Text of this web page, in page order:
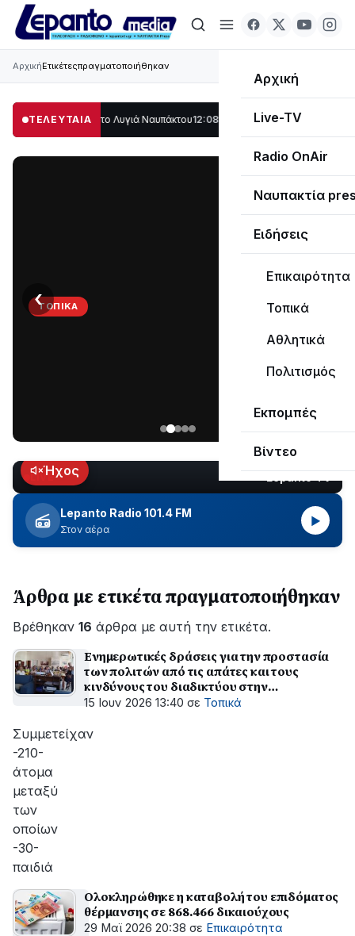
Αρχική
Live-TV
Radio OnAir
Ναυπακτία
Ειδήσεις
Επικαιρότητα
Τοπικά
Αθλητικά
Πολιτισμός
Εκπομπές
Βίντεο
ΑρχικήΕτικέτεςπραγματοποιήθηκαν
ΤΕΛΕΥΤΑΙΑ
μέρος στο Λυγιά Ναυπάκτου 12:08 Σε τροχιά υλοποίησης η Παράκαμψη
ΤΟΠΙΚΆ
Ναυπάκτου
εδώ
και
περίπου
δύο
ώρες
εξέλιξη
οι
εργασίες
ΔΕΔΔΗΕ
για
την
της
βλάβης
‹
LIVEΉχος
Lepanto Radio 101.4 FM
Στον αέρα
▶
Άρθρα με ετικέτα πραγματοποιήθηκαν
Βρέθηκαν 16 άρθρα με αυτή την ετικέτα.
Ενημερωτικές δράσεις για την προστασία
των πολιτών από τις απάτες και τους
κινδύνους του διαδικτύου στην
Αιτωλοακαρνανία
15 Ιουν 2026 13:40 σε Τοπικά
Συμμετείχαν
-210-
άτομα
μεταξύ
των
οποίων
-30-
παιδιά
Ολοκληρώθηκε η καταβολή του επιδόματος
θέρμανσης σε 868.466 δικαιούχους
29 Μαϊ 2026 20:38 σε Επικαιρότητα